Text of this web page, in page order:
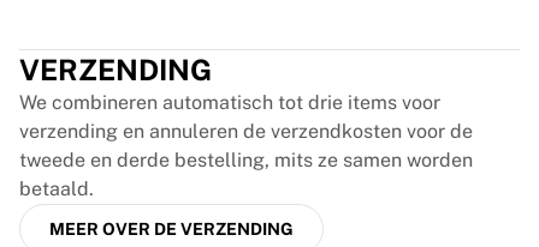
Hoe het werkt
Lijst je shirt in
Shirtauthenticatie
Mijn collectie
VERZENDING
We combineren automatisch tot drie items voor
verzending en annuleren de verzendkosten voor de
tweede en derde bestelling, mits ze samen worden
betaald.
MEER OVER DE VERZENDING